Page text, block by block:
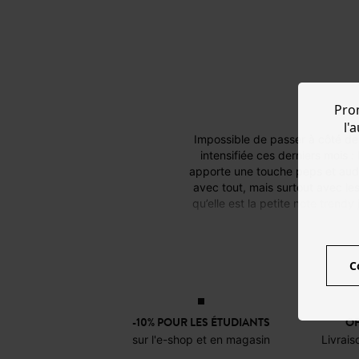
Impossible de passer à côté de cette trend qui met tout le monde d’accord depuis quelques années, et qui s’est encore un peu plus
intensifiée ces derniers mois :
apporte une touche peps et
avec tout, mais surtout avec
qu’elle est la petite note
De l’audace avec un outfit
sneakers. La touche finale : un
-10% POUR LES ÉTUDIANTS
sur l'e-shop et en magasin